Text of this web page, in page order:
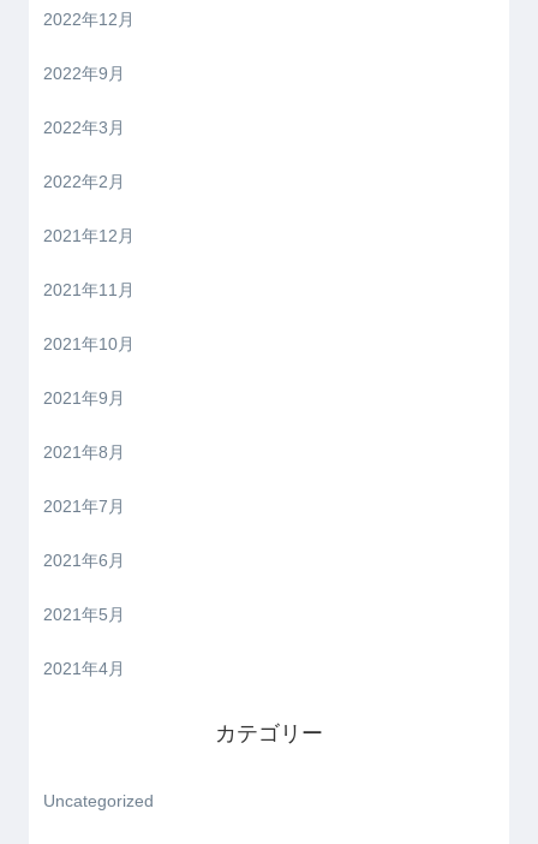
2022年12月
2022年9月
2022年3月
2022年2月
2021年12月
2021年11月
2021年10月
2021年9月
2021年8月
2021年7月
2021年6月
2021年5月
2021年4月
カテゴリー
Uncategorized